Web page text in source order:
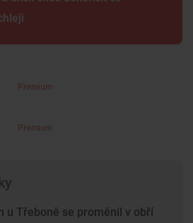
Premium
Premium
u Třeboně se proměnil v obří